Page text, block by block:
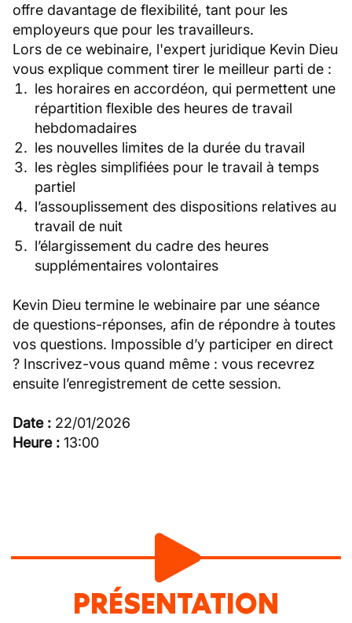
offre davantage de flexibilité, tant pour les
employeurs que pour les travailleurs.
Lors de ce webinaire, l'expert juridique Kevin Dieu
vous explique comment tirer le meilleur parti de :
les horaires en accordéon, qui permettent une
répartition flexible des heures de travail
hebdomadaires
les nouvelles limites de la durée du travail
les règles simplifiées pour le travail à temps
partiel
l’assouplissement des dispositions relatives au
travail de nuit
l’élargissement du cadre des heures
supplémentaires volontaires
Kevin Dieu termine le webinaire par une séance
de questions-réponses, afin de répondre à toutes
vos questions. Impossible d’y participer en direct
? Inscrivez-vous quand même : vous recevrez
ensuite l’enregistrement de cette session.
Date : 22/01/2026
Heure : 13:00
PRÉSENTATION